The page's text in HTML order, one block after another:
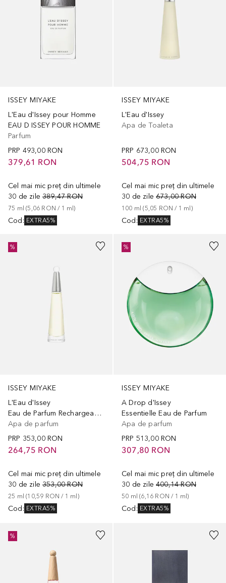
ISSEY MIYAKE
L'Eau d'Issey pour Homme
EAU D ISSEY POUR HOMME
Parfum
PRP 493,00 RON
379,61 RON
Cel mai mic preț din ultimele
30 de zile 389,47 RON
75 ml (5,06 RON / 1 ml)
Cod : EXTRA5%
ISSEY MIYAKE
L'Eau d'Issey
Apa de Toaleta
PRP 673,00 RON
504,75 RON
Cel mai mic preț din ultimele
30 de zile 673,00 RON
100 ml (5,05 RON / 1 ml)
Cod : EXTRA5%
ISSEY MIYAKE
L'Eau d'Issey
Eau de Parfum Rechargeable
Apa de parfum
PRP 353,00 RON
264,75 RON
Cel mai mic preț din ultimele
30 de zile 353,00 RON
25 ml (10,59 RON / 1 ml)
Cod : EXTRA5%
%
ISSEY MIYAKE
A Drop d'Issey
Essentielle Eau de Parfum
Apa de parfum
PRP 513,00 RON
307,80 RON
Cel mai mic preț din ultimele
30 de zile 400,14 RON
50 ml (6,16 RON / 1 ml)
Cod : EXTRA5%
%
%